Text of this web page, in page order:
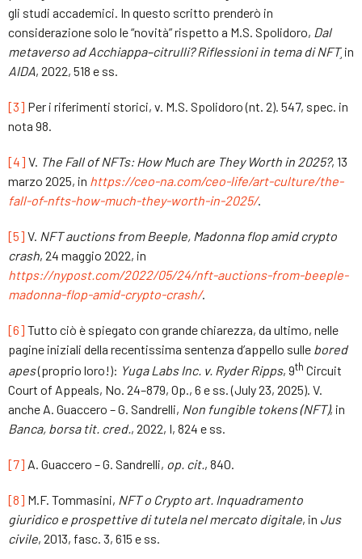
gli studi accademici. In questo scritto prenderò in
considerazione solo le “novità” rispetto a M.S. Spolidoro, Dal
metaverso ad Acchiappa–citrulli? Riflessioni in tema di NFT¸ in
AIDA, 2022, 518 e ss.
[3] Per i riferimenti storici, v. M.S. Spolidoro (nt. 2). 547, spec. in
nota 98.
[4] V. The Fall of NFTs: How Much are They Worth in 2025?, 13
marzo 2025, in https://ceo-na.com/ceo-life/art-culture/the-
fall-of-nfts-how-much-they-worth-in-2025/.
[5] V. NFT auctions from Beeple, Madonna flop amid crypto
crash, 24 maggio 2022, in
https://nypost.com/2022/05/24/nft-auctions-from-beeple-
madonna-flop-amid-crypto-crash/.
[6] Tutto ciò è spiegato con grande chiarezza, da ultimo, nelle
pagine iniziali della recentissima sentenza d’appello sulle bored
apes(proprio loro!): Yuga Labs Inc. v. Ryder Ripps, 9th Circuit
Court of Appeals, No. 24–879, Op., 6 e ss. (July 23, 2025). V.
anche A. Guaccero – G. Sandrelli, Non fungible tokens (NFT), in
Banca, borsa tit. cred., 2022, I, 824 e ss.
[7] A. Guaccero – G. Sandrelli, op. cit., 840.
[8] M.F. Tommasini, NFT o Crypto art. Inquadramento
giuridico e prospettive di tutela nel mercato digitale, in Jus
civile, 2013, fasc. 3, 615 e ss.